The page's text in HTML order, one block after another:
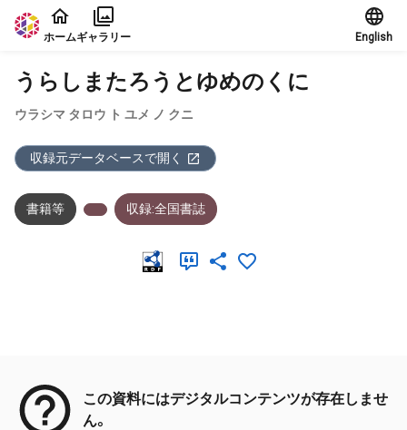
本文に飛ぶ
ホームギャラリー English
うらしまたろうとゆめのくに
ウラシマ タロウ ト ユメ ノ クニ
収録元データベースで開く
書籍等 収録:全国書誌
この資料にはデジタルコンテンツが存在しませ
ん。